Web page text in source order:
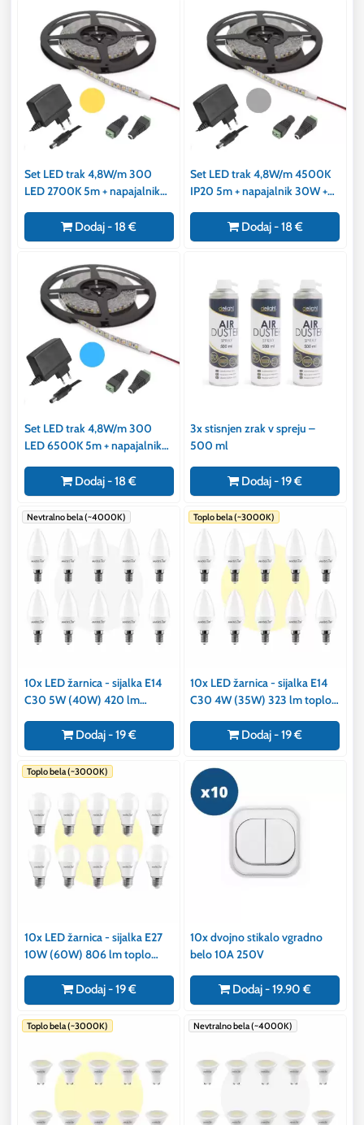
Set LED trak 4,8W/m 300
LED 2700K 5m + napajalnik
Dodaj - 18 €
Set LED trak 4,8W/m 4500K
IP20 5m + napajalnik 30W +
Dodaj - 18 €
Set LED trak 4,8W/m 300
LED 6500K 5m + napajalnik
Dodaj - 18 €
3x stisnjen zrak v spreju –
500 ml
Dodaj - 19 €
Nevtralno bela (~4000K)
10x LED žarnica - sijalka E14
C30 5W (40W) 420 lm
Dodaj - 19 €
Toplo bela (~3000K)
10x LED žarnica - sijalka E14
C30 4W (35W) 323 lm toplo
Dodaj - 19 €
Toplo bela (~3000K)
10x LED žarnica - sijalka E27
10W (60W) 806 lm toplo
Dodaj - 19 €
10x dvojno stikalo vgradno
belo 10A 250V
Dodaj - 19.90 €
Toplo bela (~3000K) Nevtralno bela (~4000K)